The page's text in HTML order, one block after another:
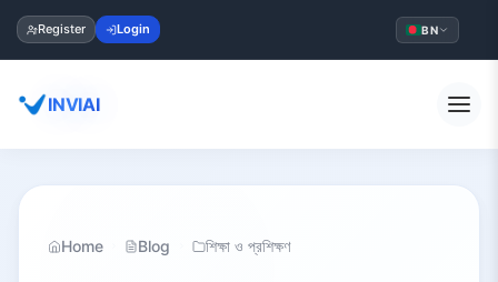
Register Login BN
INVIAI
Home Blog শিক্ষা ও প্রশিক্ষণ